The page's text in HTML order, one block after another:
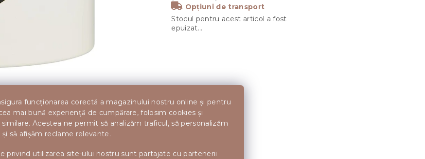
funcționarea corectă a magazinului nostru online și pentru
mai bună experiență de cumpărare, folosim cookies și
Acestea ne permit să analizăm traficul, să personalizăm
să afișăm reclame relevante.
privind utilizarea site-ului nostru sunt partajate cu partenerii
Opțiuni de transport
Stocul pentru acest articol a fost
epuizat…